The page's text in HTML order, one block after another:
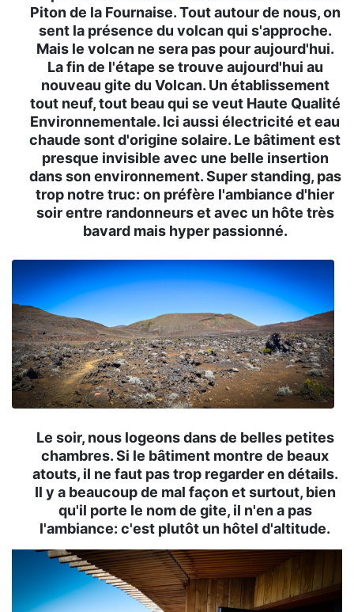
Piton de la Fournaise. Tout autour de nous, on
sent la présence du volcan qui s'approche.
Mais le volcan ne sera pas pour aujourd'hui.
La fin de l'étape se trouve aujourd'hui au
nouveau gite du Volcan. Un établissement
tout neuf, tout beau qui se veut Haute Qualité
Environnementale. Ici aussi électricité et eau
chaude sont d'origine solaire. Le bâtiment est
presque invisible avec une belle insertion
dans son environnement. Super standing, pas
trop notre truc: on préfère l'ambiance d'hier
soir entre randonneurs et avec un hôte très
bavard mais hyper passionné.
Le soir, nous logeons dans de belles petites
chambres. Si le bâtiment montre de beaux
atouts, il ne faut pas trop regarder en détails.
Il y a beaucoup de mal façon et surtout, bien
qu'il porte le nom de gite, il n'en a pas
l'ambiance: c'est plutôt un hôtel d'altitude.